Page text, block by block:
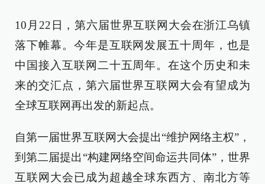
10月22日，第六届世界互联网大会在浙江乌镇
落下帷幕。今年是互联网发展五十周年，也是
中国接入互联网二十五周年。在这个历史和未
来的交汇点，第六届世界互联网大会有望成为
全球互联网再出发的新起点。
自第一届世界互联网大会提出“维护网络主权”，
到第二届提出“构建网络空间命运共同体”，世界
互联网大会已成为超越全球东西方、南北方等